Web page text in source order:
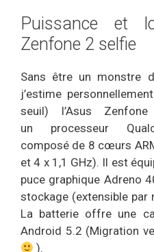
Puissance et
Zenfone 2 selfie
Sans être un monstre
j’estime
seuil) l’Asus
un processeur
composé de 8 cœurs
et 4 x 1,1 GHz). Il est
puce graphique Adreno
stockage (extensible par
La batterie offre une
Android 5.2 (Migration
).